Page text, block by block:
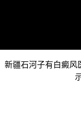
新疆石河子有白癜风